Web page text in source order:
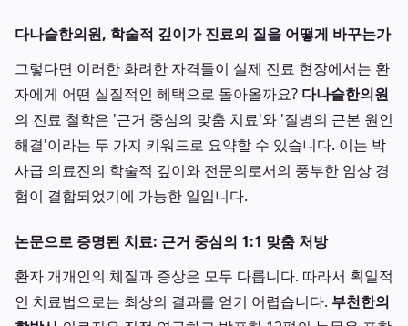
다나슬한의원, 학술적 깊이가 진료의 질을 어떻게 바꾸는가
그렇다면 이러한 화려한 자격들이 실제 진료 현장에서는 환
자에게 어떤 실질적인 혜택으로 돌아올까요? 다나슬한의원
의 진료 철학은 '근거 중심의 맞춤 치료'와 '질병의 근본 원인
해결'이라는 두 가지 키워드로 요약할 수 있습니다. 이는 박
사급 의료진의 학술적 깊이와 전문의로서의 풍부한 임상 경
험이 결합되었기에 가능한 일입니다.
논문으로 증명된 치료: 근거 중심의 1:1 맞춤 처방
환자 개개인의 체질과 증상은 모두 다릅니다. 따라서 획일적
인 치료법으로는 최상의 결과를 얻기 어렵습니다. 부천한의